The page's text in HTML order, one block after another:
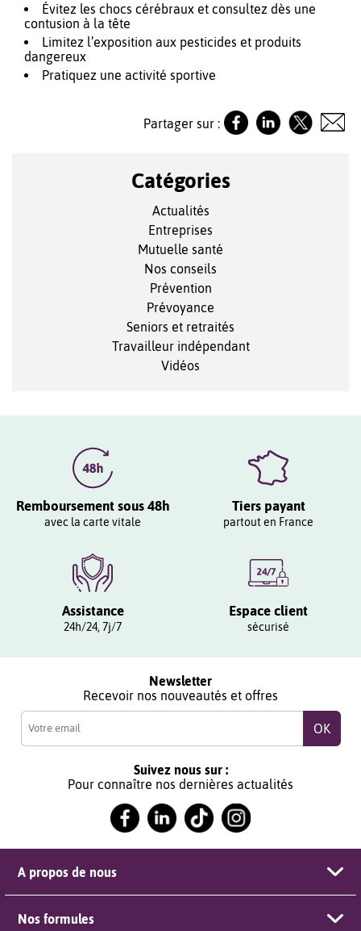
Évitez les chocs cérébraux et consultez dès une
contusion à la tête
Limitez l’exposition aux pesticides et produits
dangereux
Pratiquez une activité sportive
Partager sur :
Catégories
Actualités
Entreprises
Mutuelle santé
Nos conseils
Prévention
Prévoyance
Seniors et retraités
Travailleur indépendant
Vidéos
Remboursement sous 48h
avec la carte vitale
Tiers payant
partout en France
Assistance
24h/24, 7j/7
Espace client
sécurisé
Newsletter
Recevoir nos nouveautés et offres
Suivez nous sur :
Pour connaître nos dernières actualités
A propos de nous
Nos formules